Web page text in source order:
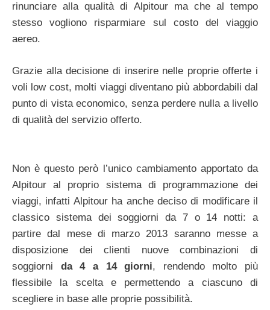
rinunciare alla qualità di Alpitour ma che al tempo
stesso vogliono risparmiare sul costo del viaggio
aereo.
Grazie alla decisione di inserire nelle proprie offerte i
voli low cost, molti viaggi diventano più abbordabili dal
punto di vista economico, senza perdere nulla a livello
di qualità del servizio offerto.
Non è questo però l’unico cambiamento apportato da
Alpitour al proprio sistema di programmazione dei
viaggi, infatti Alpitour ha anche deciso di modificare il
classico sistema dei soggiorni da 7 o 14 notti: a
partire dal mese di marzo 2013 saranno messe a
disposizione dei clienti nuove combinazioni di
soggiorni da 4 a 14 giorni, rendendo molto più
flessibile la scelta e permettendo a ciascuno di
scegliere in base alle proprie possibilità.